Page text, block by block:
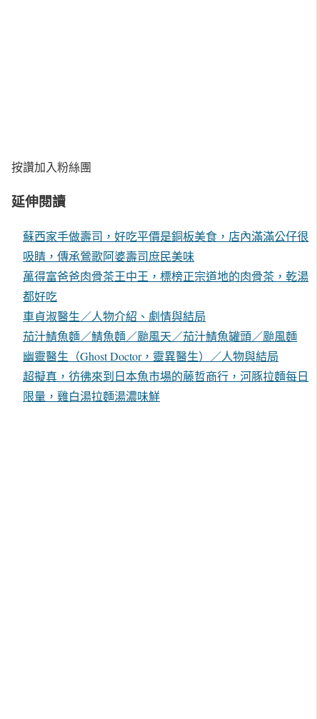
按讚加入粉絲團
延伸閱讀
蘇西家手做壽司，好吃平價是銅板美食，店內滿滿公仔很
吸睛，傳承鶯歌阿婆壽司庶民美味
萬得富爸爸肉骨茶王中王，標榜正宗道地的肉骨茶，乾湯
都好吃
車貞淑醫生／人物介紹、劇情與結局
茄汁鯖魚麵／鯖魚麵／颱風天／茄汁鯖魚罐頭／颱風麵
幽靈醫生（Ghost Doctor，靈異醫生）／人物與結局
超擬真，彷彿來到日本魚市場的藤哲商行，河豚拉麵每日
限量，雞白湯拉麵湯濃味鮮